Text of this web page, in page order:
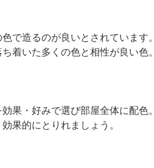
で造るのが良いとされています。
着いた多くの色と相性が良い色。
効果・好みで選び部屋全体に配色。
果的にとりれましょう。